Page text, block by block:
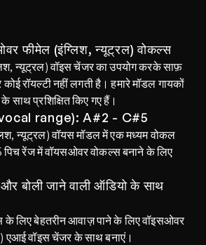
फीमेल (इंग्लिश, न्यूट्रल) वोकल्स
न्यूट्रल) वॉइस चेंजर का उपयोग करके साफ़
रॉयल्टी नहीं लगती है। हमारे मॉडल गायकों
प्रशिक्षित किए गए हैं।
(vocal range): A#2 - C#5
न्यूट्रल) वॉयस मॉडल में एक मध्यम वोकल
रेंज में वॉयसओवर वोकल्स बनाने के लिए
बोली जाने वाली ऑडियो के साथ
लिए बेहतरीन आवाज़ पाने के लिए वॉइसओवर
एआई वॉइस चेंजर के साथ बनाएं।